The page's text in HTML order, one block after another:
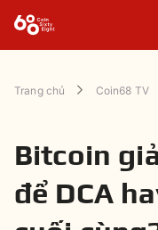
Trang chủ Coin68 TV
Bitcoin
để DCA